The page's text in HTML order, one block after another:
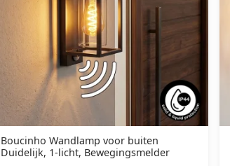
Boucinho Wandlamp voor buiten
Duidelijk, 1-licht, Bewegingsmelder